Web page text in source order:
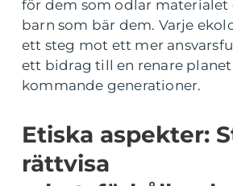
för dem som odlar materialet
barn som bär dem. Varje
ett steg mot ett mer
ett bidrag till en renare
kommande generationer.
Etiska aspekter:
rättvisa